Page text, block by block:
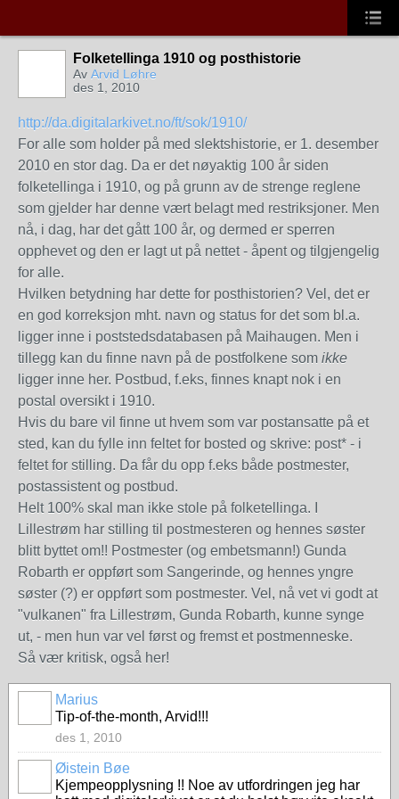
Folketellinga 1910 og posthistorie
Av Arvid Løhre
des 1, 2010
http://da.digitalarkivet.no/ft/sok/1910/
For alle som holder på med slektshistorie, er 1. desember
2010 en stor dag. Da er det nøyaktig 100 år siden
folketellinga i 1910, og på grunn av de strenge reglene
som gjelder har denne vært belagt med restriksjoner. Men
nå, i dag, har det gått 100 år, og dermed er sperren
opphevet og den er lagt ut på nettet - åpent og tilgjengelig
for alle.
Hvilken betydning har dette for posthistorien? Vel, det er
en god korreksjon mht. navn og status for det som bl.a.
ligger inne i poststedsdatabasen på Maihaugen. Men i
tillegg kan du finne navn på de postfolkene som ikke
ligger inne her. Postbud, f.eks, finnes knapt nok i en
postal oversikt i 1910.
Hvis du bare vil finne ut hvem som var postansatte på et
sted, kan du fylle inn feltet for bosted og skrive: post* - i
feltet for stilling. Da får du opp f.eks både postmester,
postassistent og postbud.
Helt 100% skal man ikke stole på folketellinga. I
Lillestrøm har stilling til postmesteren og hennes søster
blitt byttet om!! Postmester (og embetsmann!) Gunda
Robarth er oppført som Sangerinde, og hennes yngre
søster (?) er oppført som postmester. Vel, nå vet vi godt at
"vulkanen" fra Lillestrøm, Gunda Robarth, kunne synge
ut, - men hun var vel først og fremst et postmenneske.
Så vær kritisk, også her!
Marius
Tip-of-the-month, Arvid!!!
des 1, 2010
Øistein Bøe
Kjempeopplysning !! Noe av utfordringen jeg har